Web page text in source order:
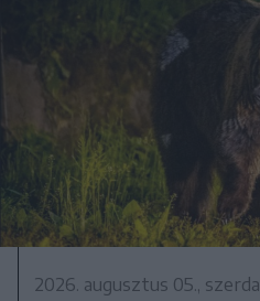
2026. augusztus 05., szerda